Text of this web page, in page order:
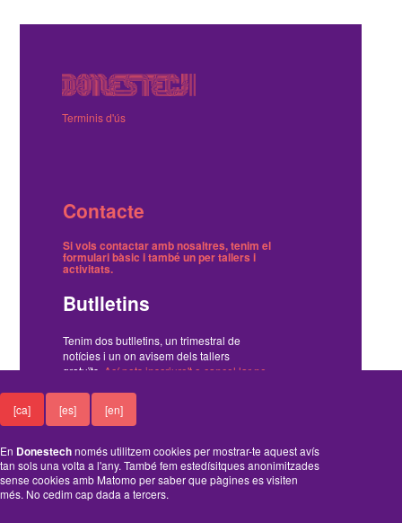
[ca] [es] [en]
En Donestechnomés utilitzem cookies per mostrar-te aquest avís
tan sols una volta a l'any. També fem estedísitques anonimitzades
sense cookies amb Matomo per saber que pàgines es visiten
més. No cedim cap dada a tercers.
Terminis d'ús
Contacte
Si vols contactar amb nosaltres, tenim el
formulari bàsic i tambéun per tallers i
activitats.
Butlletins
Tenim dos butlletins, un trimestral de
notícies i un on avisem dels tallers
gratuïts. Ací pots inscriure't o cancel·lar-ne
Funciona amb el Drupal